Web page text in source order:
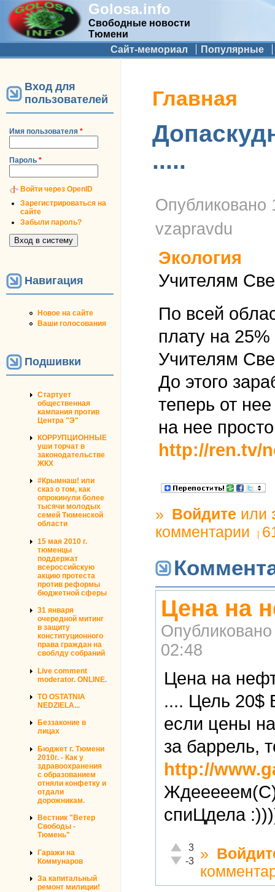
Golosa.info
Свободные новости
Тюмени
Дополнительное меню
Сайт-мемориал Популярные
Вход для
пользователей
Имя пользователя *
Пароль *
Войти через OpenID
Зарегистрироваться на
сайте
Забыли пароль?
Навигация
Новое на сайте
Ваши голосования
Подшивки
Стартует
общественная
кампания против
Центра "Э"
КОРРУПЦИОННЫЕ
уши торчат в
законодательстве
ЖКХ
#Крымнаш! или
сказ о том, как
опрокинули более
тысячи молодых
семей Тюменской
области
15 мая 2010 г.
тюменцы
поддержат
всероссийскую
акцию протеста
против реформы
бюджетной сферы
31 января
очередной митинг
в защиту
конституционного
права граждан на
своблду собраний
Live comment
moderator. ONLINE.
TO OSTATNIA
NEDZIELA...
Беззаконие в
лицах
Бюджет г. Тюмени
2010г. - Как у
здравоохранения
с образованием
отняли конфетку и
отдали
дорожникам.
Вестник "Ветер
Свободы -
Тюмень"
Гаражи на
Коммунаров
За капитальный
ремонт милиции!
Вы здесь
Главная
.....
Опубликовано
vzapravdu
Экология
Учителям
По всей
плату на 25%
Учителям
До этого
теперь от
на нее
http://ren.tv/
» Войдите или
комментарии
Цена на
02:48
Цена на
.... Цель 20$
если цены
за баррель,
http://
спиЦдела
Отлично!
3
Неадекватно!
-3 »